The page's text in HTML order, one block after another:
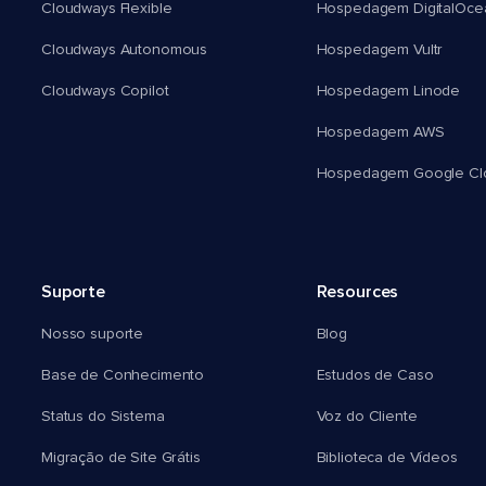
Cloudways Flexible
Cloudways Autonomous
Cloudways Copilot
Hospedagem
Hospedagem Vultr
Hospedagem Linode
Hospedagem AWS
Hospedagem Google
Suporte
Nosso suporte
Base de Conhecimento
Status do Sistema
Migração de Site Grátis
Resources
Blog
Estudos de Caso
Voz do Cliente
Biblioteca de Vídeos